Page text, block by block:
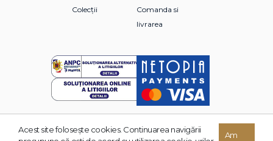
Colecții
Comanda si
livrarea
© 2026 Grupul Editorial TREI. Toate drepturile rezervate.
Acest site foloseşte cookies. Continuarea navigării
Am